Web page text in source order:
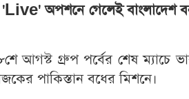
অপশনে গেলেই বাংলাদেশ
আগস্ট গ্রুপ পর্বের শেষ ম্যাচে
পাকিস্তান বধের মিশনে।